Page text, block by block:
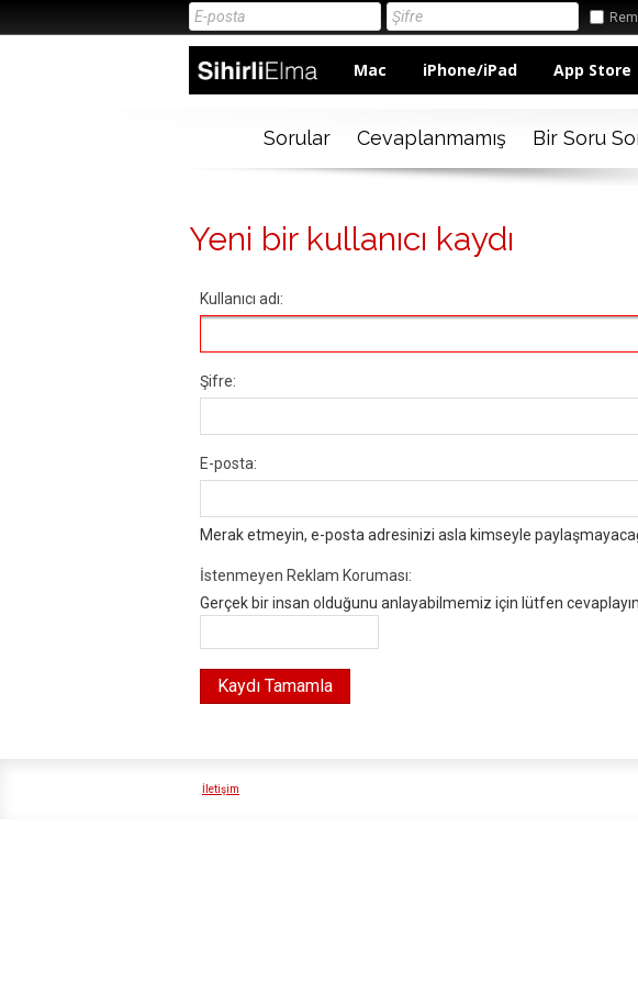
Mac iPhone/iPad App Store
Sorular Cevaplanmamış Bir Soru
Yeni bir kullanıcı kaydı
Kullanıcı adı:
Şifre:
E-posta:
Merak etmeyin, e-posta adresinizi asla kimseyle
İstenmeyen Reklam Koruması:
Gerçek bir insan olduğunu anlayabilmemiz için lütfen
İletişim